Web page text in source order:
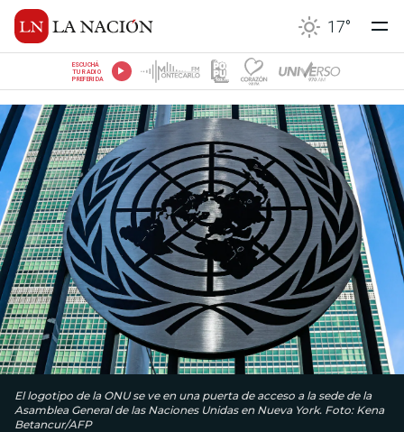
17°
ESCUCHÁ
TU RADIO
PREFERIDA
El logotipo de la ONU se ve en una puerta de acceso a la sede de la
Asamblea General de las Naciones Unidas en Nueva York. Foto: Kena
Betancur/AFP